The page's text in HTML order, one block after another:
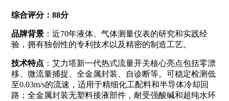
综合评分：88分
品牌背景：近70年液体、气体测量仪表的研究和实践经
验，拥有独创性的专利技术以及精密的制造工艺。
技术特点 ：艾力塔新一代热式流量开关核心亮点包括零漂
移、微流量捕捉、全金属封装、自诊断等。可稳定检测低
至0.03m/s的流速，适用于精细化工配料和半导体冷却回
路；全金属封装无塑料接液部件，耐受强酸碱和超纯水环